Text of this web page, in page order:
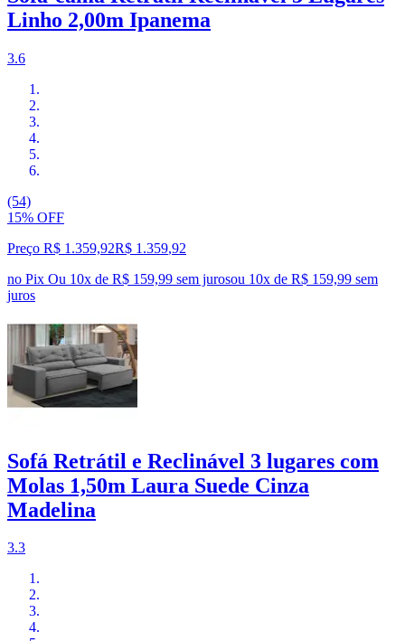
Linho 2,00m Ipanema
3.6
(54)
15% OFF
Preço R$ 1.359,92R$ 1.359,92
no Pix Ou 10x de R$ 159,99 sem jurosou 10x de R$ 159,99 sem
juros
Sofá Retrátil e Reclinável 3 lugares com
Molas 1,50m Laura Suede Cinza
Madelina
3.3